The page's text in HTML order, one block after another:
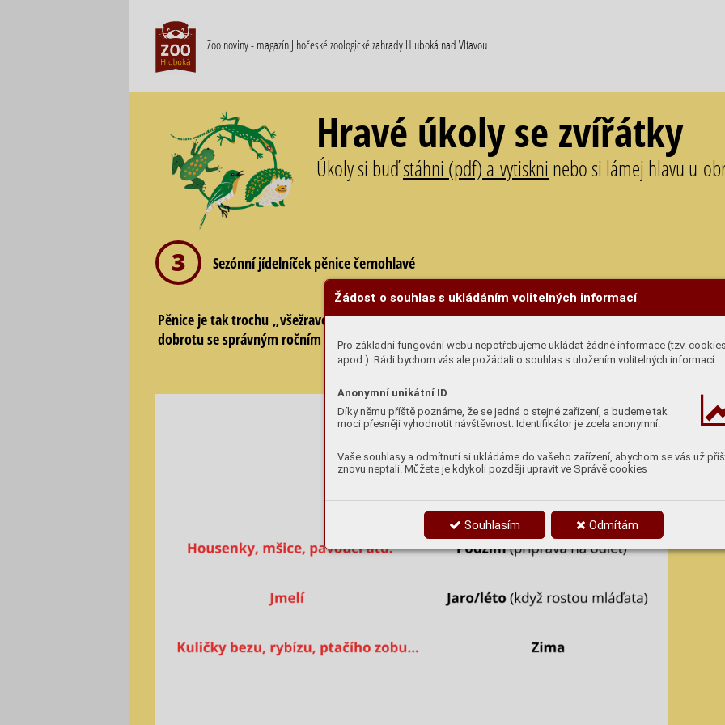
Žádost o souhlas s ukládáním volitelných informací
Pro základní fungování webu nepotřebujeme ukládat žádné informace (tzv.
apod.). Rádi bychom vás ale požádali o souhlas s uložením volitelných informací:
Anonymní unikátní ID
Díky němu příště poznáme, že se jedná o stejné zařízení, a budeme tak
moci přesněji vyhodnotit návštěvnost. Identifikátor je zcela anonymní.
Vaše souhlasy a odmítnutí si ukládáme do vašeho zařízení, abychom se vás už
znovu neptali. Můžete je kdykoli později upravit ve Správě cookies
Souhlasím Odmítám
Zoo noviny - magazín Jihočeské zoologické zahrady Hluboká nad Vltavou
Hravé úkoly se zvířátky
Úkoly si buďstáhni (pdf) a vytiskninebo si lámej hlavu u
3 Sezónní jídelníček pěnice černohlavé
Pěnice je tak trochu „všežravec“. Její chutě se mění podle toho, jestli je venku teplo, nebo zima.
dobrotu se správným ročním obdobím?